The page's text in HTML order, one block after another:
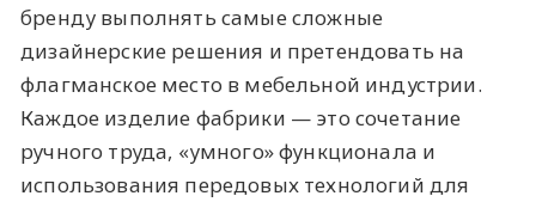
бренду выполнять самые сложные
дизайнерские решения и претендовать на
флагманское место в мебельной индустрии.
Каждое изделие фабрики — это сочетание
ручного труда, «умного» функционала и
использования передовых технологий для